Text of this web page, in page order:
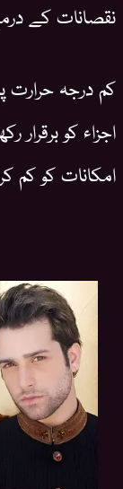
نقصانات کے
کم درجہ حرارت
اجزاء کو
امکانات کو کم